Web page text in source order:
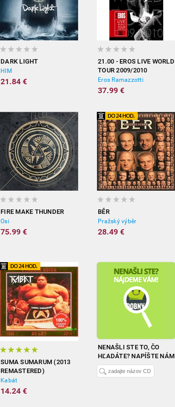
DARK LIGHT
HIM
21.84 €
21.00 - EROS LIVE WORLD
TOUR 2009/2010
Eros Ramazzotti
37.99 €
FIRE MAKE THUNDER
Osi
75.99 €
BĚR
Pražský výběr
28.49 €
SUMA SUMARUM (2013
REMASTERED)
Kabát
14.24 €
NENAŠLI STE TO, ČO
HĽADÁTE? NAPÍŠTE NÁM